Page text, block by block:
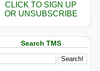
CLICK TO SIGN UP
OR UNSUBSCRIBE
Search TMS